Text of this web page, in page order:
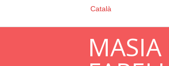
Català
MASIA